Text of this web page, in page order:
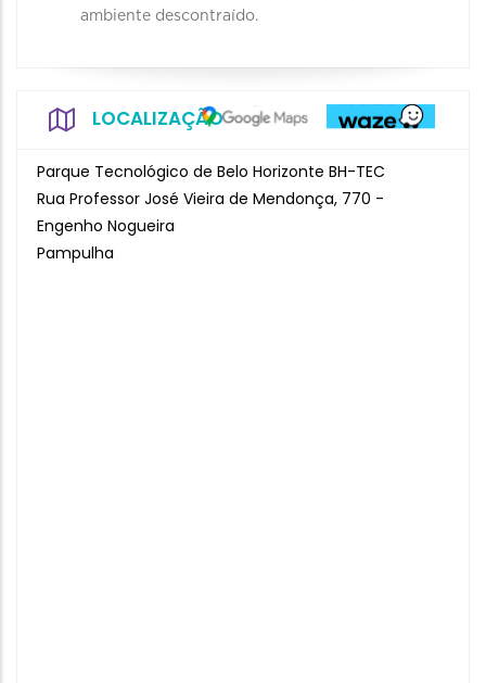
ambiente descontraído.
LOCALIZAÇÃO
Parque Tecnológico de Belo Horizonte BH-TEC
Rua Professor José Vieira de Mendonça, 770 -
Engenho Nogueira
Pampulha